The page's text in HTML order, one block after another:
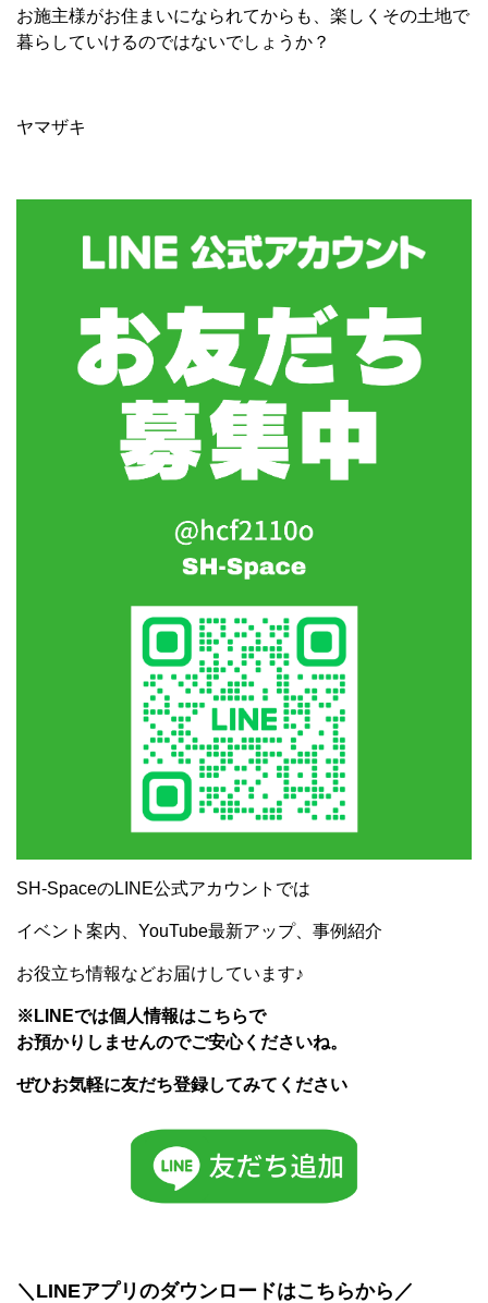
お施主様がお住まいになられてからも、楽しくその土地で
暮らしていけるのではないでしょうか？
ヤマザキ
SH-SpaceのLINE公式アカウントでは
イベント案内、YouTube最新アップ、事例紹介
お役立ち情報などお届けしています♪
※LINEでは個人情報はこちらで
お預かりしませんのでご安心くださいね。
ぜひお気軽に友だち登録してみてください
＼LINEアプリのダウンロードはこちらから／